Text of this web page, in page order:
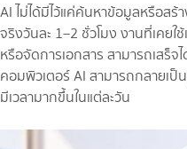
AI ไม่ได้มีไว้แค่ค้นหาข้อมูลหรือสร้
จริงวันละ 1–2 ชั่วโมง งานที่เคย
หรือจัดการเอกสาร สามารถเสร็จ
คอมพิวเตอร์ AI สามารถกลายเป็
มีเวลามากขึ้นในแต่ละวัน